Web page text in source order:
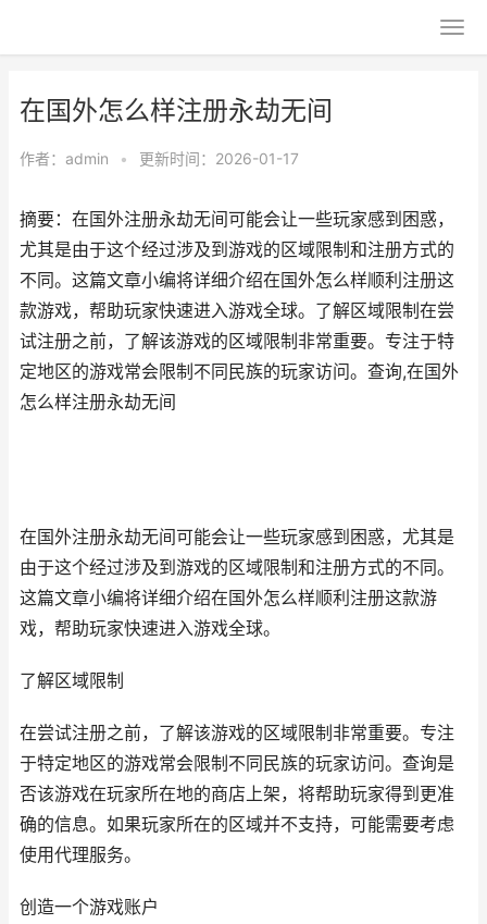
在国外怎么样注册永劫无间
作者： admin • 更新时间：2026-01-17
摘要：在国外注册永劫无间可能会让一些玩家感到困惑，
尤其是由于这个经过涉及到游戏的区域限制和注册方式的
不同。这篇文章小编将详细介绍在国外怎么样顺利注册这
款游戏，帮助玩家快速进入游戏全球。了解区域限制在尝
试注册之前，了解该游戏的区域限制非常重要。专注于特
定地区的游戏常会限制不同民族的玩家访问。查询,在国外
怎么样注册永劫无间
在国外注册永劫无间可能会让一些玩家感到困惑，尤其是
由于这个经过涉及到游戏的区域限制和注册方式的不同。
这篇文章小编将详细介绍在国外怎么样顺利注册这款游
戏，帮助玩家快速进入游戏全球。
了解区域限制
在尝试注册之前，了解该游戏的区域限制非常重要。专注
于特定地区的游戏常会限制不同民族的玩家访问。查询是
否该游戏在玩家所在地的商店上架，将帮助玩家得到更准
确的信息。如果玩家所在的区域并不支持，可能需要考虑
使用代理服务。
创造一个游戏账户